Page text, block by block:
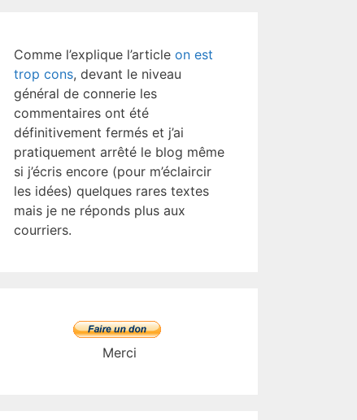
Comme l’explique l’article on est
trop cons, devant le niveau
général de connerie les
commentaires ont été
définitivement fermés et j’ai
pratiquement arrêté le blog même
si j’écris encore (pour m’éclaircir
les idées) quelques rares textes
mais je ne réponds plus aux
courriers.
Merci